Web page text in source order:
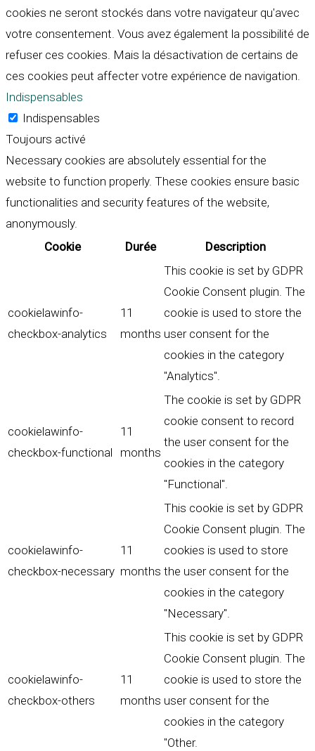
cookies ne seront stockés dans votre navigateur qu'avec
votre consentement. Vous avez également la possibilité de
refuser ces cookies. Mais la désactivation de certains de
ces cookies peut affecter votre expérience de navigation.
Indispensables
Indispensables
Toujours activé
Necessary cookies are absolutely essential for the
website to function properly. These cookies ensure basic
functionalities and security features of the website,
anonymously.
Cookie
Durée Description
cookielawinfo-
checkbox-analytics
11
months
This cookie is set by GDPR
Cookie Consent plugin. The
cookie is used to store the
user consent for the
cookies in the category
"Analytics".
cookielawinfo-
checkbox-functional
11
months
The cookie is set by GDPR
cookie consent to record
the user consent for the
cookies in the category
"Functional".
cookielawinfo-
checkbox-necessary
11
months
This cookie is set by GDPR
Cookie Consent plugin. The
cookies is used to store
the user consent for the
cookies in the category
"Necessary".
cookielawinfo-
checkbox-others
11
months
This cookie is set by GDPR
Cookie Consent plugin. The
cookie is used to store the
user consent for the
cookies in the category
"Other.